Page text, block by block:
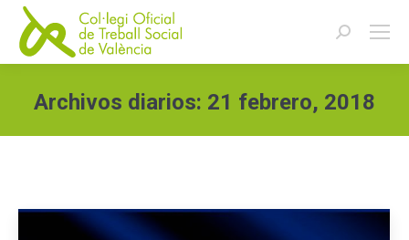
Buscar:
Archivos diarios: 21 febrero, 2018